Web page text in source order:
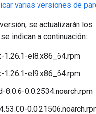
varias versiones de
se actualizarán los
indican a continuación:
1.26.1-el8.x86_64.rpm
1.26.1-el9.x86_64.rpm
8.0.6-0.0.2534.noarch.rpm